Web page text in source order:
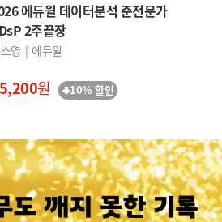
에듀윌 데이터분석 준전문가
2주끝장
영 에듀윌
원 10% 할인